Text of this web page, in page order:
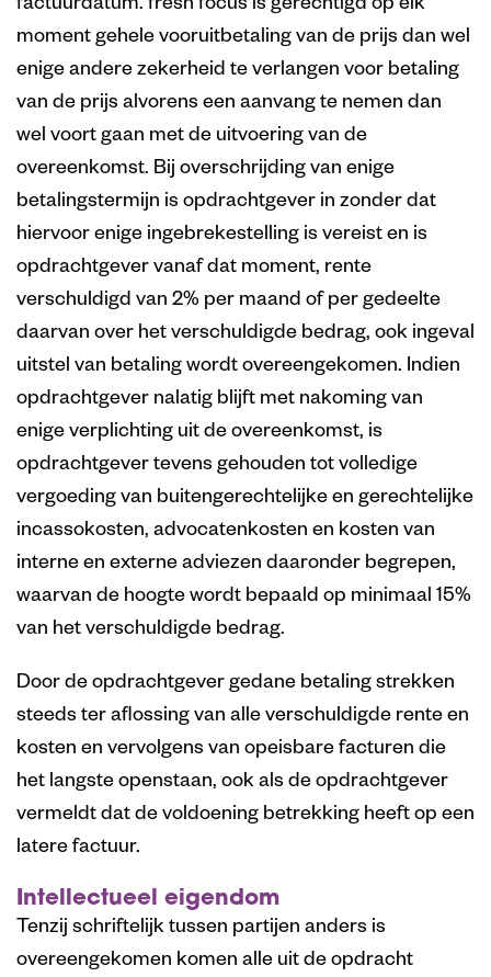
factuurdatum. fresh focus is gerechtigd op elk
moment gehele vooruitbetaling van de prijs dan wel
enige andere zekerheid te verlangen voor betaling
van de prijs alvorens een aanvang te nemen dan
wel voort gaan met de uitvoering van de
overeenkomst. Bij overschrijding van enige
betalingstermijn is opdrachtgever in zonder dat
hiervoor enige ingebrekestelling is vereist en is
opdrachtgever vanaf dat moment, rente
verschuldigd van 2% per maand of per gedeelte
daarvan over het verschuldigde bedrag, ook ingeval
uitstel van betaling wordt overeengekomen. Indien
opdrachtgever nalatig blijft met nakoming van
enige verplichting uit de overeenkomst, is
opdrachtgever tevens gehouden tot volledige
vergoeding van buitengerechtelijke en gerechtelijke
incassokosten, advocatenkosten en kosten van
interne en externe adviezen daaronder begrepen,
waarvan de hoogte wordt bepaald op minimaal 15%
van het verschuldigde bedrag.
Door de opdrachtgever gedane betaling strekken
steeds ter aflossing van alle verschuldigde rente en
kosten en vervolgens van opeisbare facturen die
het langste openstaan, ook als de opdrachtgever
vermeldt dat de voldoening betrekking heeft op een
latere factuur.
Intellectueel eigendom
Tenzij schriftelijk tussen partijen anders is
overeengekomen komen alle uit de opdracht